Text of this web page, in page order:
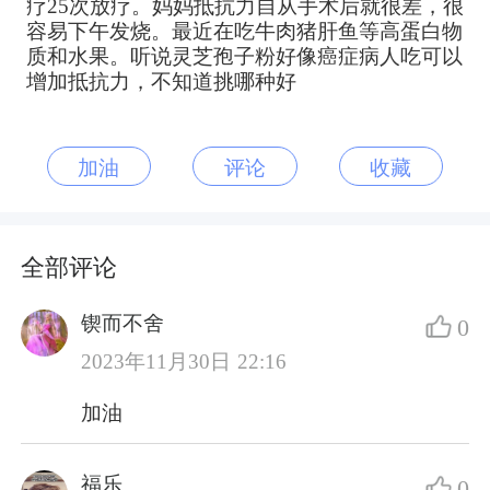
疗25次放疗。妈妈抵抗力自从手术后就很差，很
容易下午发烧。最近在吃牛肉猪肝鱼等高蛋白物
质和水果。听说灵芝孢子粉好像癌症病人吃可以
增加抵抗力，不知道挑哪种好
加油 评论 收藏
全部评论
锲而不舍
2023年11月30日 22:16
0
加油
福乐